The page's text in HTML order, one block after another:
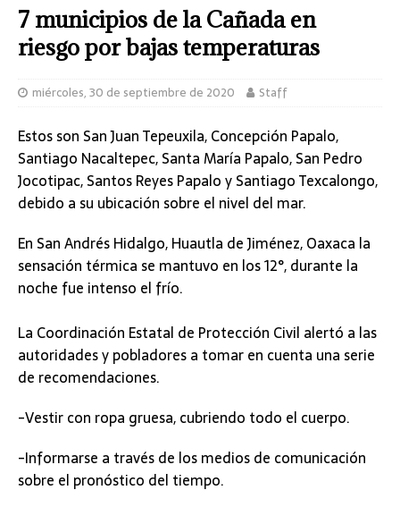
7 municipios de la Cañada en
riesgo por bajas temperaturas
miércoles, 30 de septiembre de 2020 Staff
Estos son San Juan Tepeuxila, Concepción Papalo,
Santiago Nacaltepec, Santa María Papalo, San Pedro
Jocotipac, Santos Reyes Papalo y Santiago Texcalongo,
debido a su ubicación sobre el nivel del mar.
En San Andrés Hidalgo, Huautla de Jiménez, Oaxaca la
sensación térmica se mantuvo en los 12°, durante la
noche fue intenso el frío.
La Coordinación Estatal de Protección Civil alertó a las
autoridades y pobladores a tomar en cuenta una serie
de recomendaciones.
-Vestir con ropa gruesa, cubriendo todo el cuerpo.
-Informarse a través de los medios de comunicación
sobre el pronóstico del tiempo.